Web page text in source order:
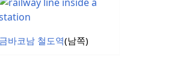
금바코남 철도역(남쪽)